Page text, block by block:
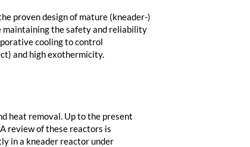
proven design of mature (kneader-)
maintaining the safety and reliability
cooling to control
and high exothermicity.
heat removal. Up to the present
review of these reactors is
in a kneader reactor under